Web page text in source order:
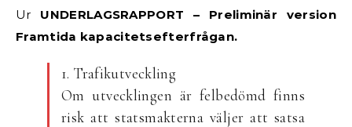
Ur UNDERLAGSRAPPORT – Preliminär version
Framtida kapacitetsefterfrågan.
1. Trafikutveckling
Om utvecklingen är felbedömd finns
risk att statsmakterna väljer att satsa